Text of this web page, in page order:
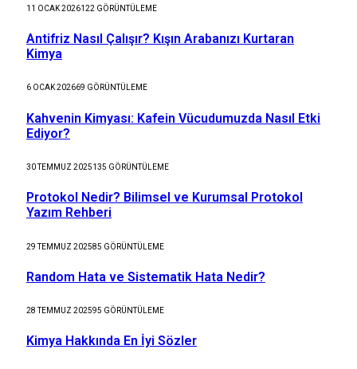
11 OCAK 2026122 GÖRÜNTÜLEME
Antifriz Nasıl Çalışır? Kışın Arabanızı Kurtaran
Kimya
6 OCAK 202669 GÖRÜNTÜLEME
Kahvenin Kimyası: Kafein Vücudumuzda Nasıl Etki
Ediyor?
30 TEMMUZ 2025135 GÖRÜNTÜLEME
Protokol Nedir? Bilimsel ve Kurumsal Protokol
Yazım Rehberi
29 TEMMUZ 202585 GÖRÜNTÜLEME
Random Hata ve Sistematik Hata Nedir?
28 TEMMUZ 202595 GÖRÜNTÜLEME
Kimya Hakkında En İyi Sözler